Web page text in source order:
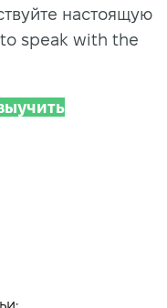
настоящую
speak with the